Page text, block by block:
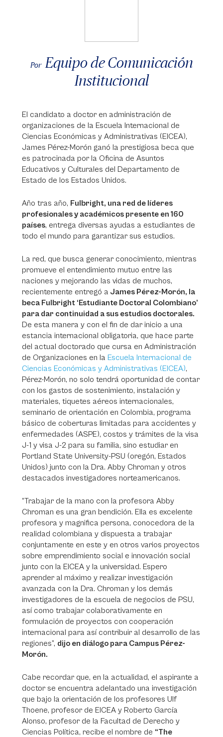
Por Equipo de Comunicación
Institucional
El candidato a doctor en administración de
organizaciones de la Escuela Internacional de
Ciencias Económicas y Administrativas (EICEA),
James Pérez-Morón ganó la prestigiosa beca que
es patrocinada por la Oficina de Asuntos
Educativos y Culturales del Departamento de
Estado de los Estados Unidos.
Año tras año, Fulbright, una red de líderes
profesionales y académicos presente en 160
países, entrega diversas ayudas a estudiantes de
todo el mundo para garantizar sus estudios.
La red, que busca generar conocimiento, mientras
promueve el entendimiento mutuo entre las
naciones y mejorando las vidas de muchos,
recientemente entregó aJames Pérez-Morón, la
beca Fulbright ‘Estudiante Doctoral Colombiano’
para dar continuidad a sus estudios doctorales.
De esta manera y con el fin de dar inicio a una
estancia internacional obligatoria, que hace parte
del actual doctorado que cursa en Administración
de Organizaciones en la Escuela Internacional de
Ciencias Económicas y Administrativas (EICEA),
Pérez-Morón, no solo tendrá oportunidad de contar
con los gastos de sostenimiento, instalación y
materiales, tiquetes aéreos internacionales,
seminario de orientación en Colombia, programa
básico de coberturas limitadas para accidentes y
enfermedades (ASPE), costos y trámites de la visa
J-1 y visa J-2 para su familia, sino estudiar en
Portland State University-PSU (oregón, Estados
Unidos) junto con la Dra. Abby Chroman y otros
destacados investigadores norteamericanos.
“Trabajar de la mano con la profesora Abby
Chroman es una gran bendición. Ella es excelente
profesora y magnifica persona, conocedora de la
realidad colombiana y dispuesta a trabajar
conjuntamente en este y en otros varios proyectos
sobre emprendimiento social e innovación social
junto con la EICEA y la universidad. Espero
aprender al máximo y realizar investigación
avanzada con la Dra. Chroman y los demás
investigadores de la escuela de negocios de PSU,
así como trabajar colaborativamente en
formulación de proyectos con cooperación
internacional para así contribuir al desarrollo de las
regiones”, dijo en diálogo para Campus Pérez-
Morón.
Cabe recordar que, en la actualidad, el aspirante a
doctor se encuentra adelantado una investigación
que bajo la orientación de los profesores Ulf
Thoene, profesor de EICEA y Roberto García
Alonso, profesor de la Facultad de Derecho y
Ciencias Política, recibe el nombre de “The